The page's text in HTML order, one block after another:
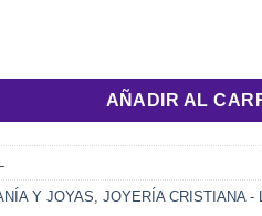
medalla de San Benito - Acero
AÑADIR AL
Y JOYAS JOYERÍA CRISTIANA -